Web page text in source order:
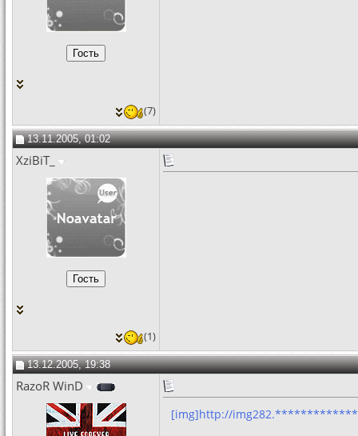
(7)
13.11.2005, 01:02
XziBiT_
(1)
13.12.2005, 19:38
RazoR WinD
[img]http://